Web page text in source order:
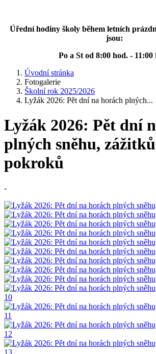
Úřední hodiny školy během letních
jsou:
Po a St od 8:00 hod. - 11:00
Úvodní stránka
Fotogalerie
Školní rok 2025/2026
Lyžák 2026: Pět dní na horách plných...
Lyžák 2026: Pět dní
plných sněhu,
pokroků
-